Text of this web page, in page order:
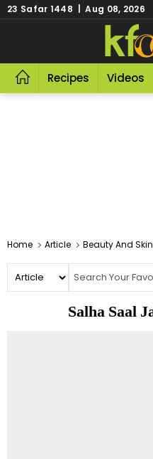
23 Safar 1448 | Aug 08, 2026
Recipes Videos
Home Article Beauty And
Salha Saal